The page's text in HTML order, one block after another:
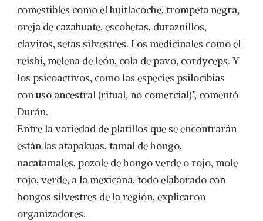
comestibles como el huitlacoche, trompeta negra,
oreja de cazahuate, escobetas, duraznillos,
clavitos, setas silvestres. Los medicinales como el
reishi, melena de león, cola de pavo, cordyceps. Y
los psicoactivos, como las especies psilocibias
con uso ancestral (ritual, no comercial)”, comentó
Durán.
Entre la variedad de platillos que se encontrarán
están las atapakuas, tamal de hongo,
nacatamales, pozole de hongo verde o rojo, mole
rojo, verde, a la mexicana, todo elaborado con
hongos silvestres de la región, explicaron
organizadores.